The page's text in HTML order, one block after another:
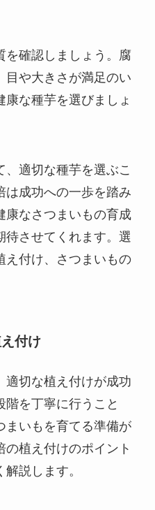
を確認しましょう。腐
目や大きさが満足のい
康な種芋を選びましょ
、適切な種芋を選ぶこ
は成功への一歩を踏み
康なさつまいもの育成
待させてくれます。選
え付け、さつまいもの
付け
適切な植え付けが成功
を丁寧に行うこと
まいもを育てる準備が
植え付けのポイント
説します。